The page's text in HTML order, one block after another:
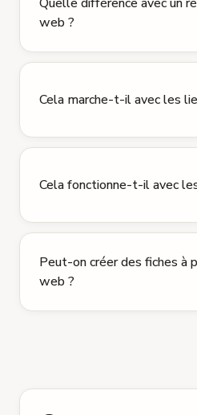
web ?
Cela marche-t-il avec les
Cela fonctionne-t-il avec
Peut-on créer des fiches à
web ?